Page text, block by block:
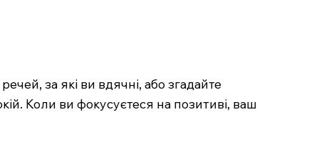
за які ви вдячні, або згадайте
Коли ви фокусуєтеся на позитиві, ваш